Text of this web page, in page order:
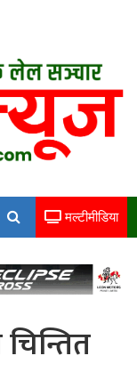
मल्टीमीडिया